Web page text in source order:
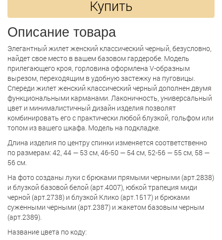
Купить
Описание товара
Элегантный жилет женский классический черный, безусловно,
найдет свое место в вашем базовом гардеробе. Модель
прилегающего кроя, горловина оформлена V-образным
вырезом, переходящим в удобную застежку на пуговицы.
Спереди жилет женский классический черный дополнен двумя
функциональными карманами. Лаконичность, универсальный
цвет и минималистичный дизайн изделия позволят
комбинировать его с практически любой блузкой, гольфом или
топом из вашего шкафа. Модель на подкладке.
Длина изделия по центру спинки изменяется соответственно
по размерам: 42, 44 — 53 см, 46-50 — 54 см, 52-56 — 55 см, 58 —
56 см.
На фото созданы луки с брюками прямыми черными (арт.2838)
и блузкой базовой белой (арт.4007), юбкой трапеция миди
черной (арт.2738) и блузкой Клико (арт.1517) и брюками
суженными черными (арт.2387) и жакетом базовым черным
(арт.2389).
Название цвета по коду: